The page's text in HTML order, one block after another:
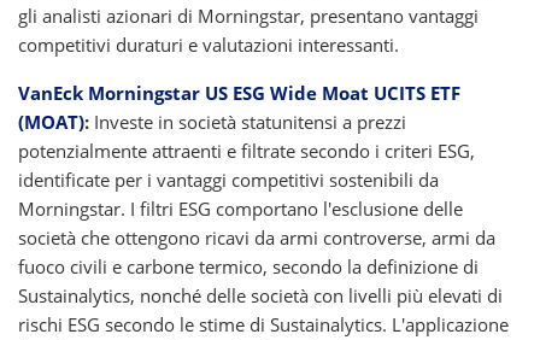
gli analisti azionari di Morningstar, presentano vantaggi
competitivi duraturi e valutazioni interessanti.
VanEck Morningstar US ESG Wide Moat UCITS ETF
(MOAT): Investe in società statunitensi a prezzi
potenzialmente attraenti e filtrate secondo i criteri ESG,
identificate per i vantaggi competitivi sostenibili da
Morningstar. I filtri ESG comportano l'esclusione delle
società che ottengono ricavi da armi controverse, armi da
fuoco civili e carbone termico, secondo la definizione di
Sustainalytics, nonché delle società con livelli più elevati di
rischi ESG secondo le stime di Sustainalytics. L'applicazione